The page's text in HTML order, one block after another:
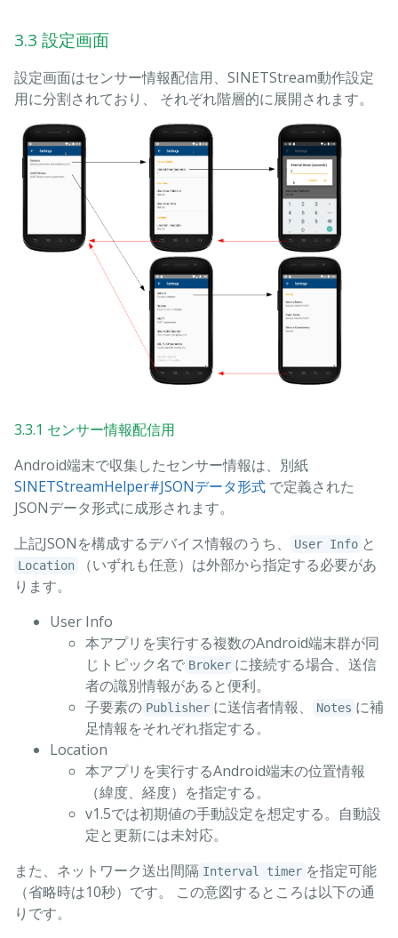
3.3 設定画面
設定画面はセンサー情報配信用、SINETStream動作設定
用に分割されており、 それぞれ階層的に展開されます。
3.3.1 センサー情報配信用
Android端末で収集したセンサー情報は、別紙
SINETStreamHelper#JSONデータ形式 で定義された
JSONデータ形式に成形されます。
上記JSONを構成するデバイス情報のうち、
User Info と
Location
（いずれも任意）は外部から指定する必要があ
ります。
User Info
本アプリを実行する複数のAndroid端末群が同
じトピック名で Broker に接続する場合、送信
者の識別情報があると便利。
子要素の Publisher に送信者情報、 Notes に補
足情報をそれぞれ指定する。
Location
本アプリを実行するAndroid端末の位置情報
（緯度、経度）を指定する。
v1.5では初期値の手動設定を想定する。自動設
定と更新には未対応。
また、ネットワーク送出間隔 Interval timer を指定可能
（省略時は10秒）です。 この意図するところは以下の通
りです。